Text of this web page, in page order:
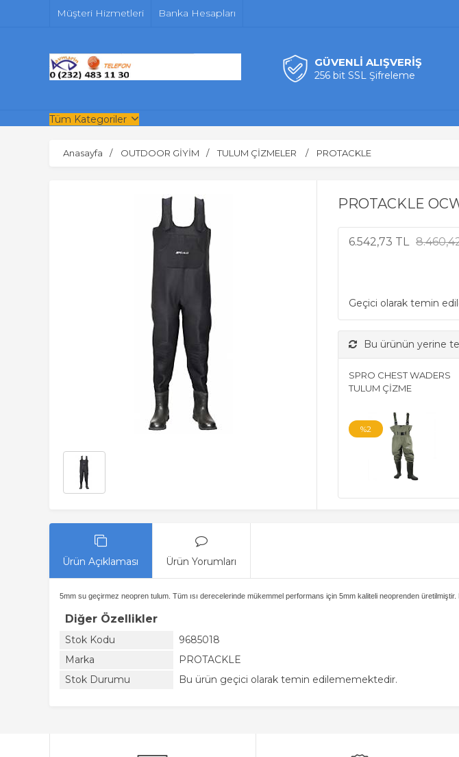
Müşteri Hizmetleri Banka Hesapları
GÜVENLİ ALIŞVERİŞ
256 bit SSL Şifreleme
Tüm Kategoriler
Anasayfa OUTDOOR GİYİM TULUM ÇİZMELER PROTACKLE
PROTACKLE
6.542,73 TL
Geçici olarak temin
Bu ürünün yerine
SPRO CHEST WADERS
TULUM ÇİZME
%2
Ürün Açıklaması Ürün Yorumları
5mm su geçirmez neopren tulum. Tüm ısı derecelerinde mükemmel performans için 5mm kaliteli neoprenden
Diğer Özellikler
Stok Kodu
9685018
Marka
PROTACKLE
Stok Durumu
Bu ürün geçici olarak temin edilememektedir.